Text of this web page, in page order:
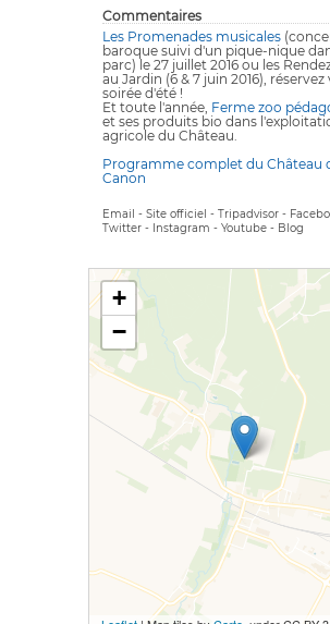
Commentaires
Les Promenades musicales
baroque suivi d'un pique-nique
parc) le 27 juillet 2016 ou les
au Jardin (6 & 7 juin 2016),
soirée d'été !
Et toute l'année, Ferme zoo
et ses produits bio dans
agricole du Château.
Programme complet du Château
Canon
Email - Site officiel - Tripadvisor -
Twitter - Instagram - Youtube - Blog
+
−